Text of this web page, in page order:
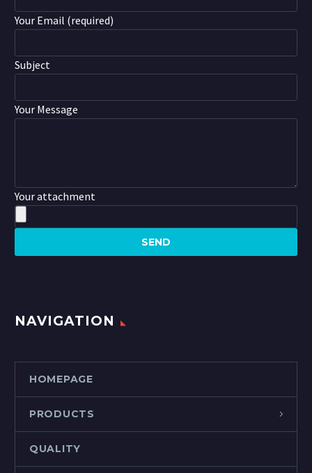
Your Email (required)
Subject
Your Message
Your attachment
NAVIGATION
HOMEPAGE
PRODUCTS
QUALITY